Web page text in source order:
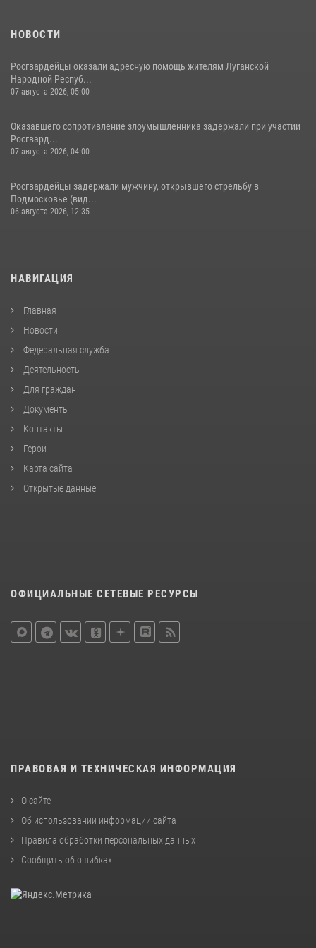
НОВОСТИ
Росгвардейцы оказали адресную помощь жителям Луганской
Народной Респуб...
07 августа 2026, 05:00
Оказавшего сопротивление злоумышленника задержали при участии
Росгвард...
07 августа 2026, 04:00
Росгвардейцы задержали мужчину, открывшего стрельбу в
Подмосковье (вид...
06 августа 2026, 12:35
НАВИГАЦИЯ
Главная
Новости
Федеральная служба
Деятельность
Для граждан
Документы
Контакты
Герои
Карта сайта
Открытые данные
ОФИЦИАЛЬНЫЕ СЕТЕВЫЕ РЕСУРСЫ
ПРАВОВАЯ И ТЕХНИЧЕСКАЯ ИНФОРМАЦИЯ
О сайте
Об использовании информации сайта
Правила обработки персональных данных
Сообщить об ошибках